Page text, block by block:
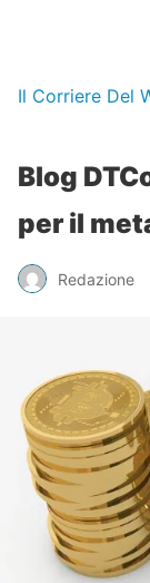
Il Corriere Del
Blog
per il
Redazione